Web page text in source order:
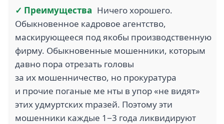
✓ Преимущества Ничего хорошего.
Обыкновенное кадровое агентство,
маскирующееся под якобы производственную
фирму. Обыкновенные мошенники, которым
давно пора отрезать головы
за их мошенничество, но прокуратура
и прочие поганые ме нты в упор «не видят»
этих удмуртских mразей. Поэтому эти
мошенники каждые 1−3 года ликвидируют